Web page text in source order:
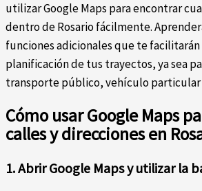
utilizar Google Maps para encontrar
dentro de Rosario fácilmente.
funciones adicionales que te facilitarán
planificación de tus trayectos, ya sea
transporte público, vehículo particular
Cómo usar Google Maps
calles y direcciones en
1. Abrir Google Maps y utilizar la